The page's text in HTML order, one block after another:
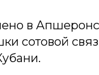
в
сотовой